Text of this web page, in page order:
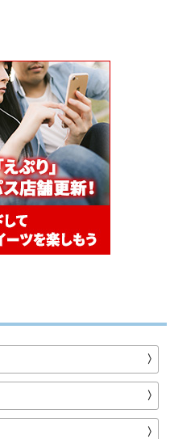
〉
〉
〉